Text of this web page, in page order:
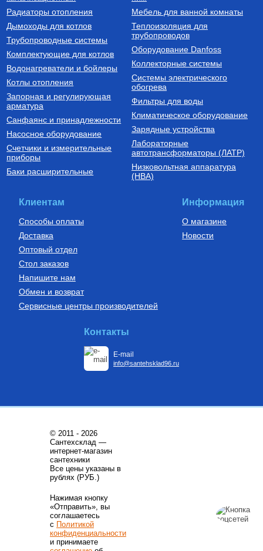
Радиаторы отопления
Дымоходы для котлов
Трубопроводные системы
Комплектующие для котлов
Водонагреватели и бойлеры
Котлы отопления
Запорная и регулирующая
арматура
Санфаянс и принадлежности
Насосное оборудование
Счетчики и измерительные
приборы
Баки расширительные
Мебель для ванной комнаты
Теплоизоляция для
трубопроводов
Оборудование Danfoss
Коллекторные системы
Системы электрического
обогрева
Фильтры для воды
Климатическое оборудование
Зарядные устройства
Лабораторные
автотрансформаторы (ЛАТР)
Низковольтная аппаратура
(НВА)
Клиентам
Способы оплаты
Доставка
Оптовый отдел
Стол заказов
Напишите нам
Обмен и возврат
Сервисные центры производителей
Информация
О магазине
Новости
Контакты
E-mail
info@santehsklad96.ru
© 2011 - 2026
Сантехсклад —
интернет-магазин
сантехники
Все цены указаны в
рублях (РУБ.)
Нажимая кнопку
«Отправить», вы
соглашаетесь
с Политикой
конфиденциальности
и принимаете